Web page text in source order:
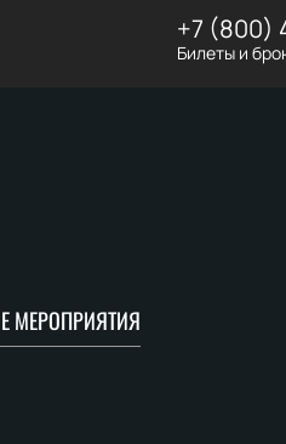
+7 (800)
Билеты и
МЕРОПРИЯТИЯ